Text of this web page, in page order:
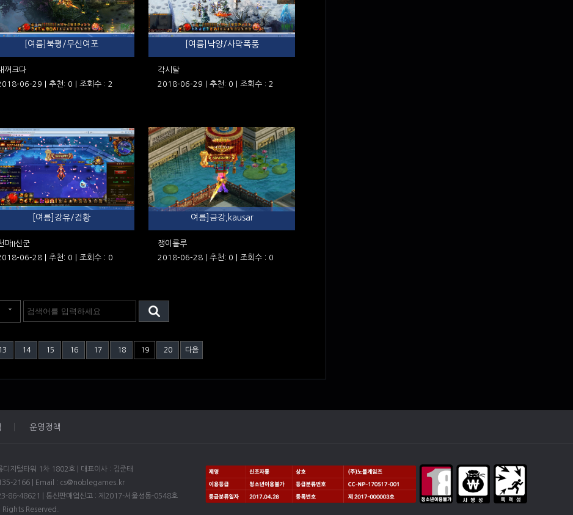
[여름]북평/무신여포
꺼크다
06-29 | 추천: 0 | 조회수 : 2
[여름]낙양/사막폭풍
각시탈
2018-06-29 | 추천: 0 | 조회수 : 2
[여름]강유/검황
마II신군
06-28 | 추천: 0 | 조회수 : 0
여름]금강,kausar
쟁이룰루
2018-06-28 | 추천: 0 | 조회수 : 0
13 14 15 16 17 18 19 20 다음
운영정책
지털타워 1차 1802호 | 대표이사 : 김준태
2166 | Email : cs@noblegames.kr
86-48621 | 통신판매업신고 : 제2017-서울성동-0548호
Rights Reserved.